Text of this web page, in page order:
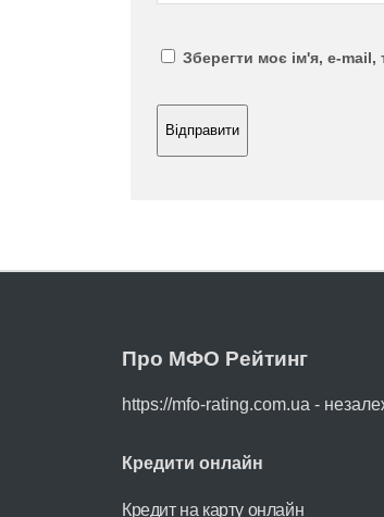
Зберегти моє ім'я, e-
Про МФО Рейтинг
https://mfo-rating.com.ua -
Кредити онлайн
Кредит на карту онлайн